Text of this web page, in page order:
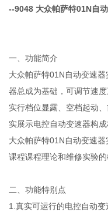
--9048 大众帕萨特01N自
一、功能简介
大众帕萨特01N自动变速
器总成为基础，可调节速
实行档位显露、空档起动
实展示电控自动变速器构成
大众帕萨特01N自动变速
课程课程理论和维修实验的
二、功能特别点
1.真实可运行的电控自动